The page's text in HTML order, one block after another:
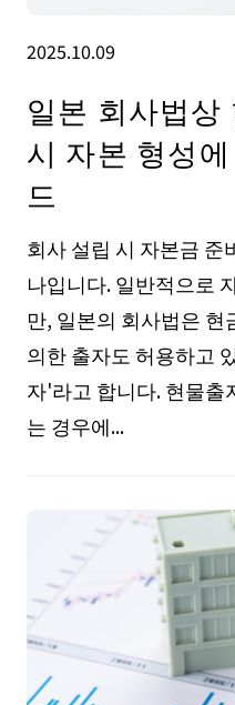
2025.10.09
일본 회사법상
시 자본 형성
드
회사 설립 시 자본금 준
나입니다. 일반적으로
만, 일본의 회사법은
의한 출자도 허용하고
자'라고 합니다. 현물출
는 경우에...